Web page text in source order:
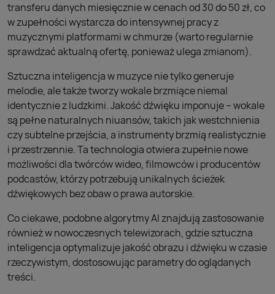
transferu danych miesięcznie w cenach od 30 do 50 zł, co
w zupełności wystarcza do intensywnej pracy z
muzycznymi platformami w chmurze (warto regularnie
sprawdzać aktualną ofertę, ponieważ ulega zmianom).
Sztuczna inteligencja w muzyce nie tylko generuje
melodie, ale także tworzy wokale brzmiące niemal
identycznie z ludzkimi. Jakość dźwięku imponuje – wokale
są pełne naturalnych niuansów, takich jak westchnienia
czy subtelne przejścia, a instrumenty brzmią realistycznie
i przestrzennie. Ta technologia otwiera zupełnie nowe
możliwości dla twórców wideo, filmowców i producentów
podcastów, którzy potrzebują unikalnych ścieżek
dźwiękowych bez obaw o prawa autorskie.
Co ciekawe, podobne algorytmy AI znajdują zastosowanie
również w nowoczesnych telewizorach, gdzie sztuczna
inteligencja optymalizuje jakość obrazu i dźwięku w czasie
rzeczywistym, dostosowując parametry do oglądanych
treści.